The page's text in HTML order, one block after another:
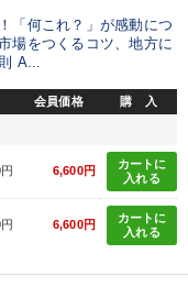
「何これ？」が感動につ
場をつくるコツ、地方に
A...
会員価格 購 入
6,600円
カートに
入れる
6,600円
カートに
入れる